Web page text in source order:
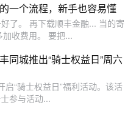
一个流程，新手也容易懂
了。 再下载顺丰金融... 当的寄
收费用。 要把...
同城推出“骑士权益日”周六
“骑士权益日”福利活动。该活
参与活动...